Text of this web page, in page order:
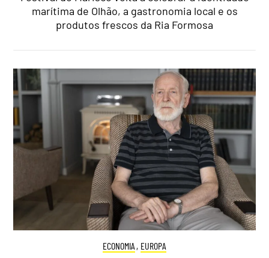
marítima de Olhão, a gastronomia local e os
produtos frescos da Ria Formosa
ECONOMIA , EUROPA